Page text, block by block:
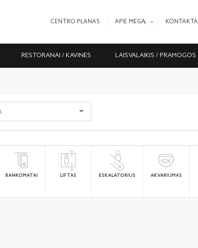
CENTRO PLANAS APIE MEGĄ KONTAKTAI
RESTORANAI / KAVINĖS LAISVALAIKIS / PRAMOGOS
BANKOMATAI LIFTAS ESKALATORIUS AKVARIUMAS